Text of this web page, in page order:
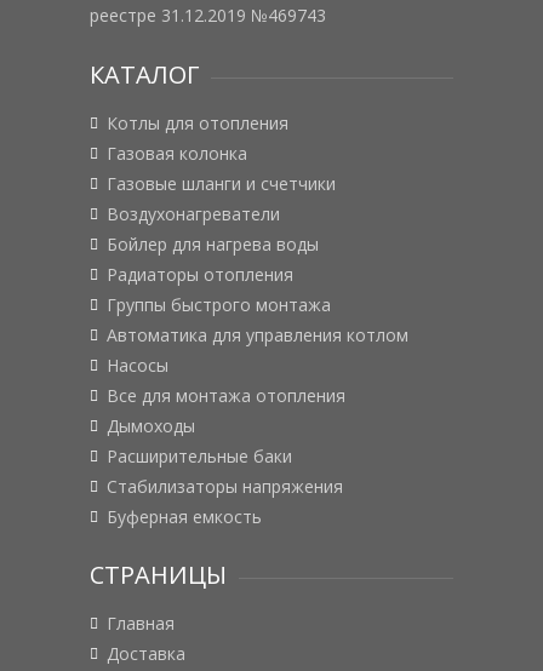
реестре 31.12.2019 №469743
КАТАЛОГ
Котлы для отопления
Газовая колонка
Газовые шланги и счетчики
Воздухонагреватели
Бойлер для нагрева воды
Радиаторы отопления
Группы быстрого монтажа
Автоматика для управления котлом
Насосы
Все для монтажа отопления
Дымоходы
Расширительные баки
Стабилизаторы напряжения
Буферная емкость
СТРАНИЦЫ
Главная
Доставка